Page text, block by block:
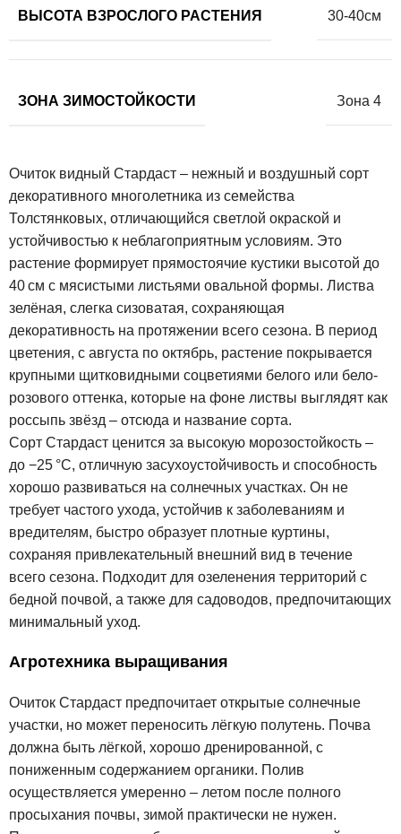
ВЫСОТА ВЗРОСЛОГО РАСТЕНИЯ 30-40см
ЗОНА ЗИМОСТОЙКОСТИ Зона 4
Очиток видный Стардаст – нежный и воздушный сорт
декоративного многолетника из семейства
Толстянковых, отличающийся светлой окраской и
устойчивостью к неблагоприятным условиям. Это
растение формирует прямостоячие кустики высотой до
40 см с мясистыми листьями овальной формы. Листва
зелёная, слегка сизоватая, сохраняющая
декоративность на протяжении всего сезона. В период
цветения, с августа по октябрь, растение покрывается
крупными щитковидными соцветиями белого или бело-
розового оттенка, которые на фоне листвы выглядят как
россыпь звёзд – отсюда и название сорта.
Сорт Стардаст ценится за высокую морозостойкость –
до −25 °C, отличную засухоустойчивость и способность
хорошо развиваться на солнечных участках. Он не
требует частого ухода, устойчив к заболеваниям и
вредителям, быстро образует плотные куртины,
сохраняя привлекательный внешний вид в течение
всего сезона. Подходит для озеленения территорий с
бедной почвой, а также для садоводов, предпочитающих
минимальный уход.
Агротехника выращивания
Очиток Стардаст предпочитает открытые солнечные
участки, но может переносить лёгкую полутень. Почва
должна быть лёгкой, хорошо дренированной, с
пониженным содержанием органики. Полив
осуществляется умеренно – летом после полного
просыхания почвы, зимой практически не нужен.